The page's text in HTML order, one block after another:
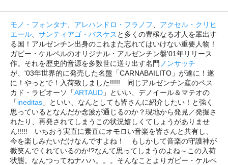
モノ・フォンタナ アレハンドロ・フラノフ
アクセル・クリヒ
エール
サンティアゴ・バスケス と多くの豊穣なる才人を輩出す
る国！アルゼンチン出身のこれまた忘れてはいけない重要人物！
ガビー・ケルペルのオリジナル・アルゼンチン盤'01年リリース
作。それを歴史的音源を多数世に送り出す名門 ノンサッチ
が、'03年世界的に発売した名盤「CARNABAILITO」が遂に！遂
に！やっとで！入荷致しました!!!!! 同じアルゼンチン産のペス
カド・ラビオーソ「ARTAUD 」といい、デノイール＆マテオの
「ineditas 」といい、なんとしても皆さんに紹介したい！と強く
思っているとなんだか念波が通じるのか？現地から発見／発掘さ
れたり、再発されてしまうこの状況嬉しくてしょうがありませ
ん!!!!! いちおう実直に素直にオモロい音楽を皆さんと共有し、
今を楽しみたいだけなんですよね！ もしかして音楽の守護神が
微笑んでくれているのか!?なんて思ってしまうのよね～この入荷
状態。なんつってねナハハ。。。そんなことよりガビー・ケルペ